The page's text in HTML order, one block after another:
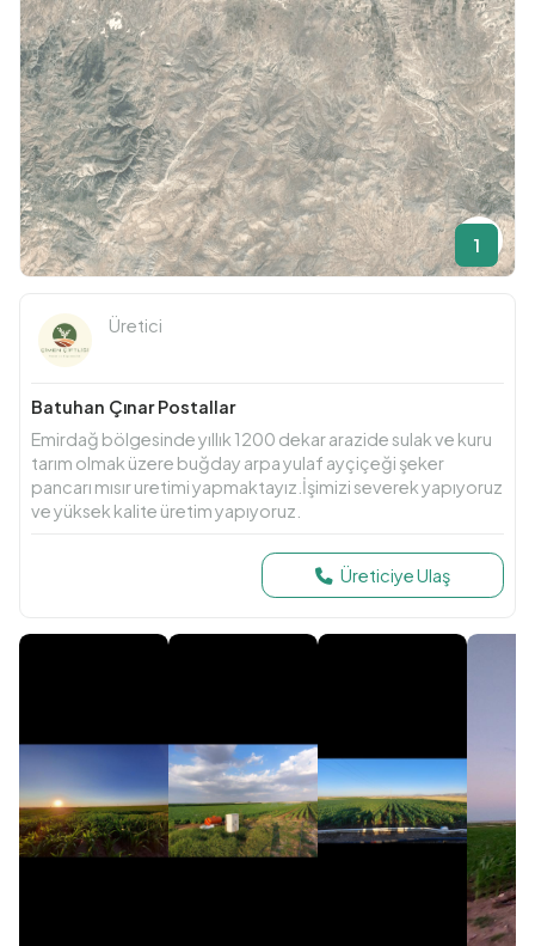
1
Üretici
Batuhan Çınar Postallar
Emirdağ bölgesinde yıllık 1200 dekar arazide sulak ve kuru
tarım olmak üzere buğday arpa yulaf ayçiçeği şeker
pancarı mısır uretimi yapmaktayız.İşimizi severek yapıyoruz
ve yüksek kalite üretim yapıyoruz.
Üreticiye Ulaş